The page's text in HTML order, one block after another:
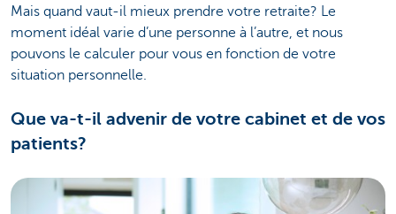
Mais quand vaut-il mieux prendre votre retraite? Le
moment idéal varie d’une personne à l’autre, et nous
pouvons le calculer pour vous en fonction de votre
situation personnelle.
Que va-t-il advenir de votre cabinet et de vos
patients?